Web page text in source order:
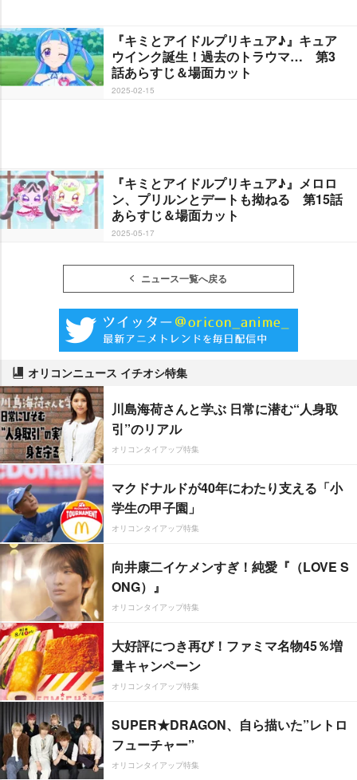
『キミとアイドルプリキュア♪』キュア
ウインク誕生！過去のトラウマ… 第3
話あらすじ＆場面カット
2025-02-15
『キミとアイドルプリキュア♪』メロロ
ン、プリルンとデートも拗ねる 第15話
あらすじ＆場面カット
2025-05-17
ニュース一覧へ戻る
オリコンニュース イチオシ特集
川島海荷さんと学ぶ 日常に潜む“人身取
引”のリアル
オリコンタイアップ特集
マクドナルドが40年にわたり支える「小
学生の甲子園」
オリコンタイアップ特集
向井康二イケメンすぎ！純愛『（LOVE S
ONG）』
オリコンタイアップ特集
大好評につき再び！ファミマ名物45％増
量キャンペーン
オリコンタイアップ特集
SUPER★DRAGON、自ら描いた”レトロ
フューチャー”
オリコンタイアップ特集